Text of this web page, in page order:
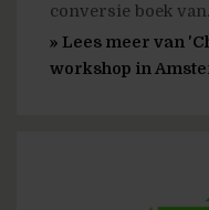
conversie boek
» Lees meer van
workshop in